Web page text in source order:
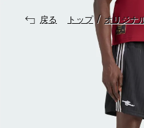
戻る トップ / オリジナ